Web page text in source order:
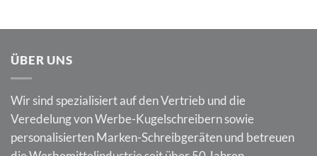
ÜBER UNS
Wir sind spezialisiert auf den Vertrieb und die
Veredelung von Werbe-Kugelschreibern sowie
personalisierten Marken-Schreibgeräten und betreuen